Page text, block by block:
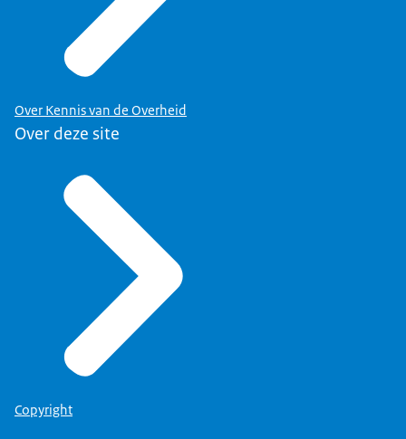
Dat vond ik belangrijk in de
Suwi-operatie. Volgens mij is er nog
steeds geen raad van
Dat klopt. Er wordt nu toezicht
Dat hoeft van mij niet, maar dat moet
je in ieder geval veranderen als je
het onderdeel maakt van het
departement. Ik zou niet de energie
stoppen in die structuur, maar in
het maken van een gemeenschappelijke
wetgevingsdirectie, waarin
structureel vijf mensen van het UWV
onderdeel zijn van de afdeling
Over Kennis van de Overheid
Over deze site
Copyright